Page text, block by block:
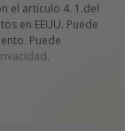
el artículo 4. 1.del
en EEUU. Puede
Puede
.